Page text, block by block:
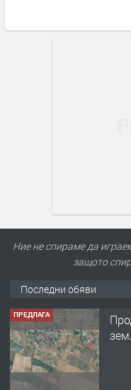
Ние не спираме да
защото
Последни обяви
ПРЕДЛАГА